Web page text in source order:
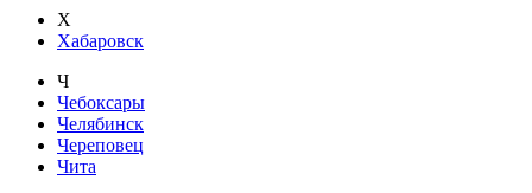
Х
Хабаровск
Ч
Чебоксары
Челябинск
Череповец
Чита